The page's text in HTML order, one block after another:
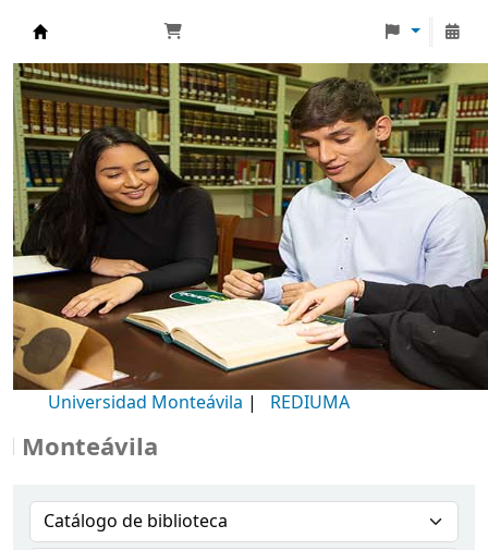
Biblioteca Universidad Monteávila
Universidad Monteávila | REDIUMA